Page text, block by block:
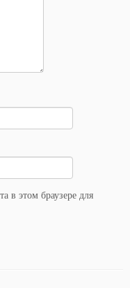
в этом браузере для